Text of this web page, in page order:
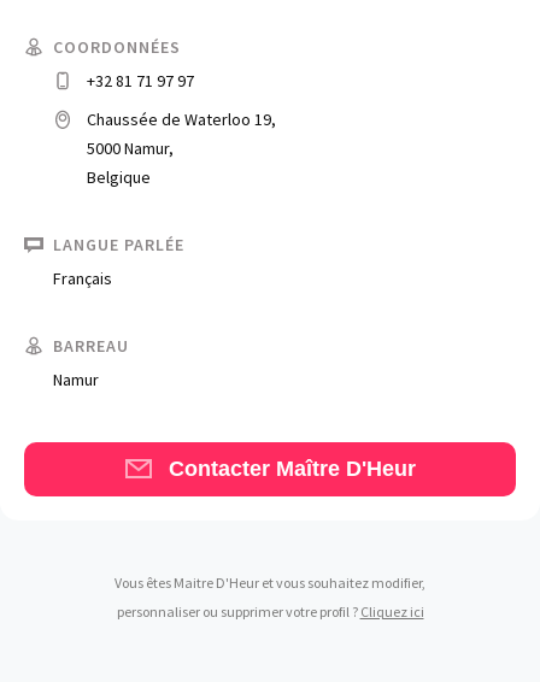
Qui sommes-nous
COORDONNÉES
+32 81 71 97 97
Chaussée de Waterloo 19,
5000 Namur,
Belgique
LANGUE PARLÉE
Français
BARREAU
Namur
Contacter Maître D'Heur
Vous êtes Maitre D'Heur et vous souhaitez modifier,
personnaliser ou supprimer votre profil ? Cliquez ici